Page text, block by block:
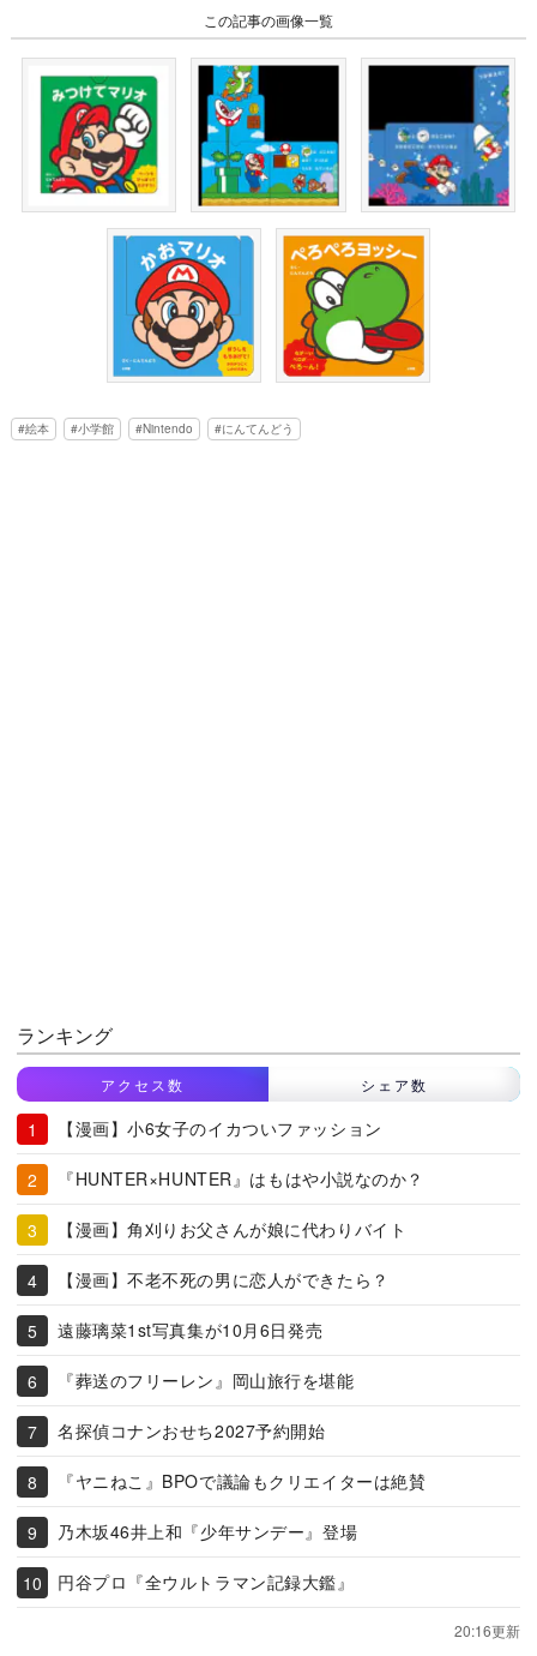
この記事の画像一覧
絵本 小学館 Nintendo にんてんどう
ランキング
アクセス数 シェア数
【漫画】小6女子のイカついファッション
『HUNTER×HUNTER』はもはや小説なのか？
【漫画】角刈りお父さんが娘に代わりバイト
【漫画】不老不死の男に恋人ができたら？
遠藤璃菜1st写真集が10月6日発売
『葬送のフリーレン』岡山旅行を堪能
名探偵コナンおせち2027予約開始
『ヤニねこ』BPOで議論もクリエイターは絶賛
乃木坂46井上和『少年サンデー』登場
円谷プロ『全ウルトラマン記録大鑑』
20:16更新